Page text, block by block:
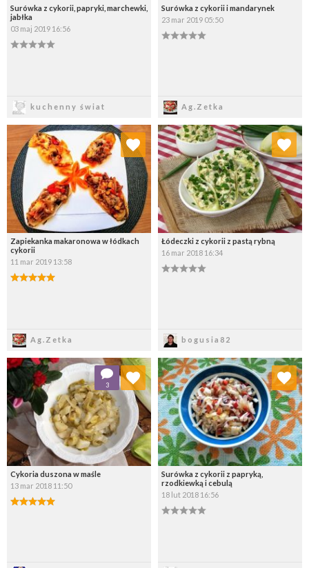
Surówka z cykorii, papryki, marchewki,
jabłka
03 maj 2019 16:56
kuchenny świat
Surówka z cykorii i mandarynek
23 mar 2019 05:50
Ag.Zetka
Zapiekanka makaronowa w łódkach
cykorii
11 mar 2019 13:58
Ag.Zetka
Dodaj do ulubionych
Wybierz listę:
Łódeczki z cykorii z pastą rybną
16 mar 2018 16:34
bogusia82
Dodaj do ulubionych
Wybierz listę:
Cykoria duszona w maśle
13 mar 2018 11:50
3
Dodaj do ulubionych
Wybierz listę:
Surówka z cykorii z papryką,
rzodkiewką i cebulą
18 lut 2018 16:56
Dodaj do ulubionych
Wybierz listę: